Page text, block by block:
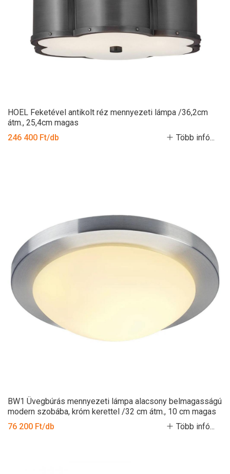
HOEL Feketével antikolt réz mennyezeti lámpa /36,2cm
átm., 25,4cm magas
246 400 Ft/db
Több infó...
BW1 Üvegbúrás mennyezeti lámpa alacsony belmagasságú
modern szobába, króm kerettel /32 cm átm., 10 cm magas
76 200 Ft/db
Több infó...